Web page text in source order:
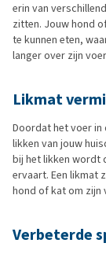
erin van
zitten. Jouw hond
te kunnen eten,
langer over zijn
Likmat
Doordat het voer
likken van jouw
bij het likken wordt
ervaart. Een likmat
hond of kat om zijn
Verbeterde